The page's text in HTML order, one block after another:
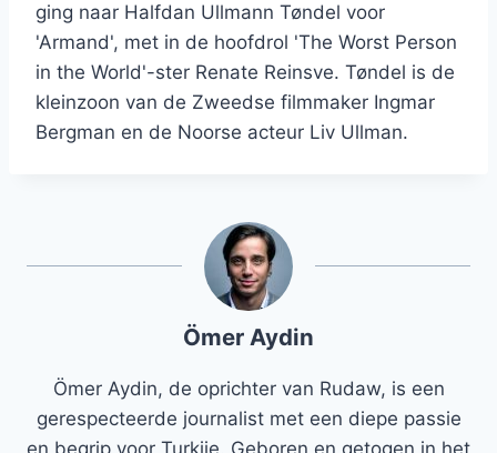
ging naar Halfdan Ullmann Tøndel voor
'Armand', met in de hoofdrol 'The Worst Person
in the World'-ster Renate Reinsve. Tøndel is de
kleinzoon van de Zweedse filmmaker Ingmar
Bergman en de Noorse acteur Liv Ullman.
Ömer Aydin
Ömer Aydin, de oprichter van Rudaw, is een
gerespecteerde journalist met een diepe passie